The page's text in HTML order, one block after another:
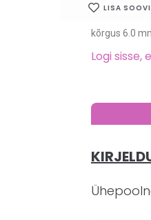
LISA
kõrgus 6.0
Logi sisse,